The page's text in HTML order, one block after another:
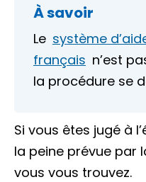
À savoir
Le système
français n’est
la procédure se
Si vous êtes jugé à
la peine prévue par
vous vous trouvez.